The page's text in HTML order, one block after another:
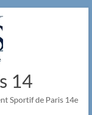
14
Sportif de Paris 14e